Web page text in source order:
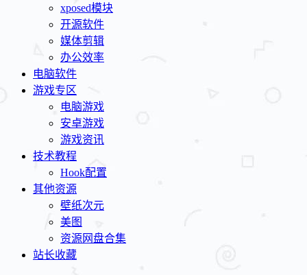
xposed模块
开源软件
媒体剪辑
办公效率
电脑软件
游戏专区
电脑游戏
安卓游戏
游戏资讯
技术教程
Hook配置
其他资源
壁纸次元
美图
资源网盘合集
站长收藏